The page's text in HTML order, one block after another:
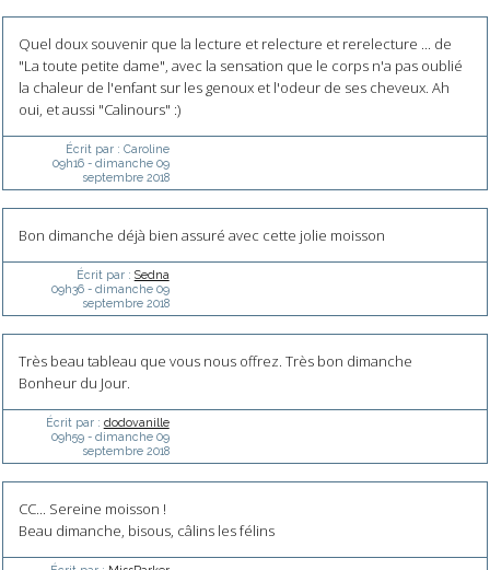
Quel doux souvenir que la lecture et relecture et rerelecture ... de
"La toute petite dame", avec la sensation que le corps n'a pas oublié
la chaleur de l'enfant sur les genoux et l'odeur de ses cheveux. Ah
oui, et aussi "Calinours" :)
Écrit par : Caroline
09h16- dimanche 09
septembre 2018
Bon dimanche déjà bien assuré avec cette jolie moisson
Écrit par : Sedna
09h36- dimanche 09
septembre 2018
Très beau tableau que vous nous offrez. Très bon dimanche
Bonheur du Jour.
Écrit par : dodovanille
09h59- dimanche 09
septembre 2018
CC... Sereine moisson !
Beau dimanche, bisous, câlins les félins